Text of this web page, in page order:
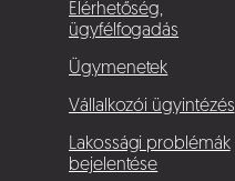
Elérhetőség,
ügyfélfogadás
Ügymenetek
Vállalkozói ügyintézés
Lakossági problémák
bejelentése